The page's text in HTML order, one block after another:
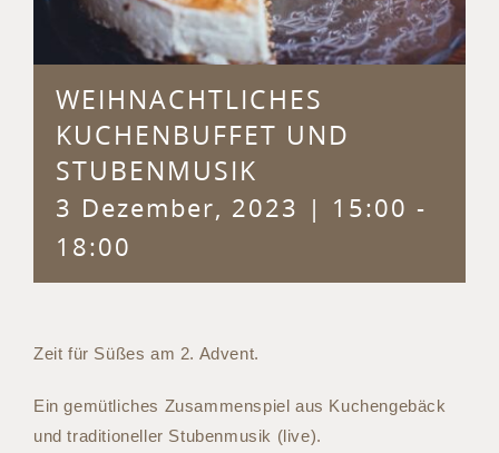
WEIHNACHTLICHES
KUCHENBUFFET UND
STUBENMUSIK
3 Dezember, 2023 | 15:00 -
18:00
Zeit für Süßes am 2. Advent.
Ein gemütliches Zusammenspiel aus Kuchengebäck
und traditioneller Stubenmusik (live).